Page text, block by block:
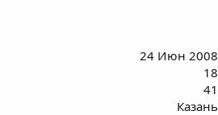
24 Июн 2008
18
41
Казань